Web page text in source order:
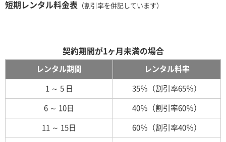
短期レンタル料金表 （割引率を併記しています）
契約期間が1ヶ月未満の場合
レンタル期間 レンタル料率
1 ～ 5 日 35％（割引率65％）
6 ～ 10日 40％（割引率60％）
11 ～ 15日 60％（割引率40％）